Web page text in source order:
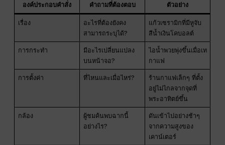
องค์ประกอบคำสั่ง คำถามที่ต้องตอบ ตัวอย่าง
เรื่อง
อะไรที่ต้องยังคง
สามารถระบุได้?
แก้วเซรามิกที่มีหูจับ
สีน้ำเงินโคบอลต์
การกระทำ
มีอะไรเปลี่ยนแปลง
บนหน้าจอ?
ไอน้ำพวยพุ่งขึ้นเมื่อเท
กาแฟ
การตั้งค่า ที่ไหนและเมื่อไหร่?
ร้านกาแฟเล็กๆ ที่ตั้ง
อยู่ไม่ไกลจากจุดที่
พระอาทิตย์ขึ้น
กล้อง
ผู้ชมค้นพบฉากนี้
อย่างไร?
ดันเข้าไปอย่างช้าๆ
จากความสูงของ
เคาน์เตอร์